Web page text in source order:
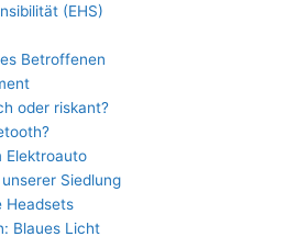
(EHS)
Betroffenen
oder riskant?
Elektroauto
Siedlung
Headsets
Blaues Licht